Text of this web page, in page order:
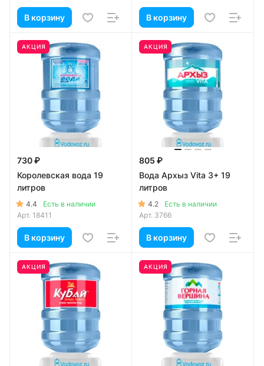
В корзину В корзину
АКЦИЯ
730 ₽
Королевская вода 19
литров
4.4
Есть в наличии
Арт. 18411
В корзину
АКЦИЯ
805 ₽
Вода Архыз Vita 3+ 19
литров
4.2
Есть в наличии
Арт. 3766
В корзину
АКЦИЯ АКЦИЯ